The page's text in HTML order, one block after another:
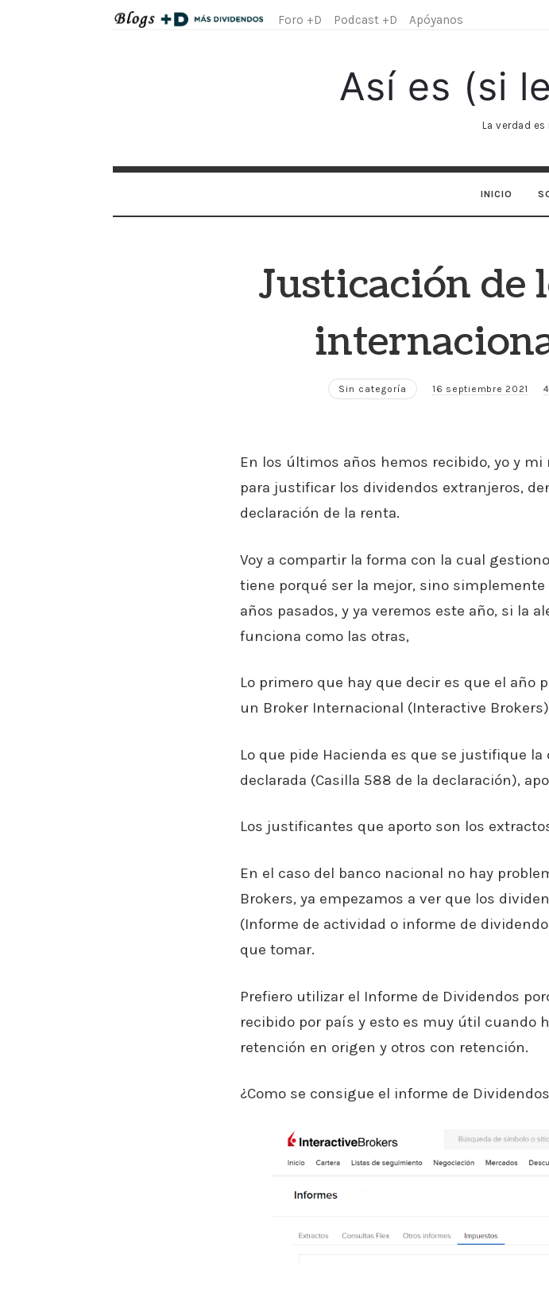
Foro +D Podcast +D Apóyanos
Así
(si
les
parece)
Así es (si
La verdad es
INICIO
Justicación de
Sin categoría 16 septiembre 2021
En los últimos años hemos recibido, yo y
para justificar los dividendos extranjeros,
declaración de la renta.
Voy a compartir la forma con la cual
tiene porqué ser la mejor, sino simplemente
años pasados, y ya veremos este año, si la
funciona como las otras,
Lo primero que hay que decir es que el año
un Broker Internacional (Interactive
Lo que pide Hacienda es que se justifique
declarada (Casilla 588 de la declaración),
Los justificantes que aporto son los
En el caso del banco nacional no hay
Brokers, ya empezamos a ver que los
(Informe de actividad o informe de
que tomar.
Prefiero utilizar el Informe de Dividendos
recibido por país y esto es muy útil cuando
retención en origen y otros con retención.
¿Como se consigue el informe de